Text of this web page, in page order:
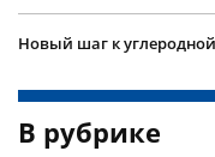
Новый шаг к
В рубрике